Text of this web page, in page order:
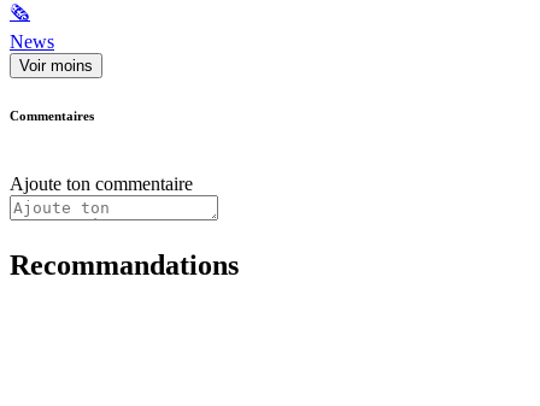
🗞
News
Voir moins
Commentaires
Ajoute ton commentaire
Recommandations